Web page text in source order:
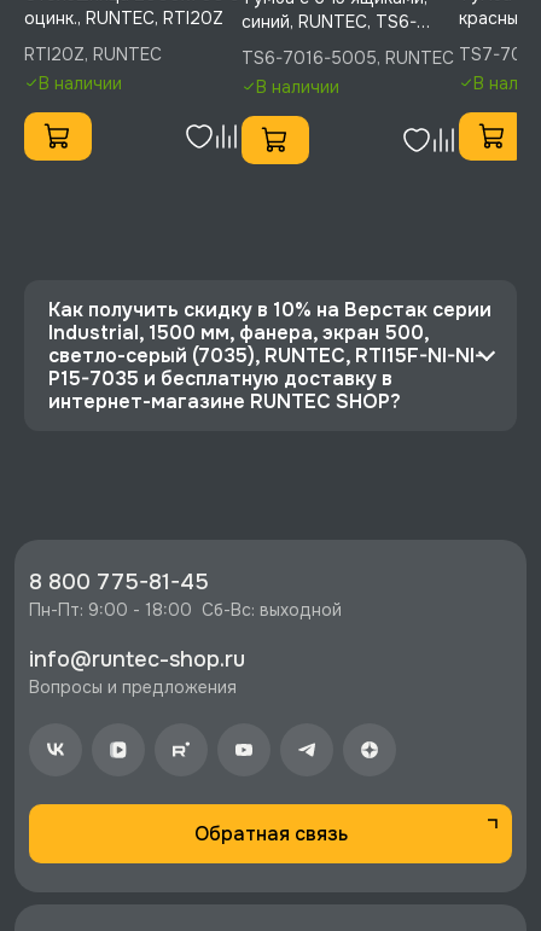
оцинк., RUNTEC, RTI20Z
RTI20Z, RUNTEC
В наличии
синий, RUNTEC, TS6-
7016-5005
TS6-7016-5005, RUNTEC
В наличии
красный,
TS7-
В
Как получить скидку в 10% на Верстак серии
Industrial, 1500 мм, фанера, экран 500,
светло-серый (7035), RUNTEC, RTI15F-NI-NI-
P15-7035 и бесплатную доставку в
интернет-магазине RUNTEC SHOP?
RUNTEC, RTI15F-NI-NI-P15-7035 со скидкой -
31410 руб.
Петербурге и по РФ, если она меньше 10%
стоимости заказа.
экспертная поддержка.
8 800 775-81-45
Пн-Пт: 9:00 - 18:00  Сб-Вс: выходной
info@runtec-shop.ru
Вопросы и предложения
Обратная связь